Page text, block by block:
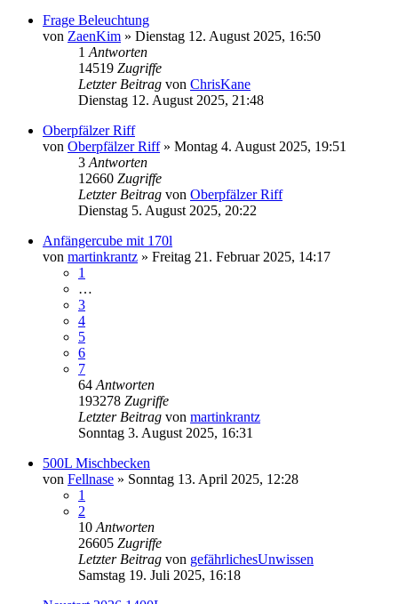
Frage Beleuchtung
von ZaenKim » Dienstag 12. August 2025, 16:50
1 Antworten
14519 Zugriffe
Letzter Beitrag von ChrisKane
Dienstag 12. August 2025, 21:48
Oberpfälzer Riff
von Oberpfälzer Riff» Montag 4. August 2025, 19:51
3 Antworten
12660 Zugriffe
Letzter Beitrag von Oberpfälzer Riff
Dienstag 5. August 2025, 20:22
Anfängercube mit 170l
von martinkrantz » Freitag 21. Februar 2025, 14:17
1
…
3
4
5
6
7
64 Antworten
193278 Zugriffe
Letzter Beitrag von martinkrantz
Sonntag 3. August 2025, 16:31
500L Mischbecken
von Fellnase » Sonntag 13. April 2025, 12:28
1
2
10 Antworten
26605 Zugriffe
Letzter Beitrag von gefährlichesUnwissen
Samstag 19. Juli 2025, 16:18